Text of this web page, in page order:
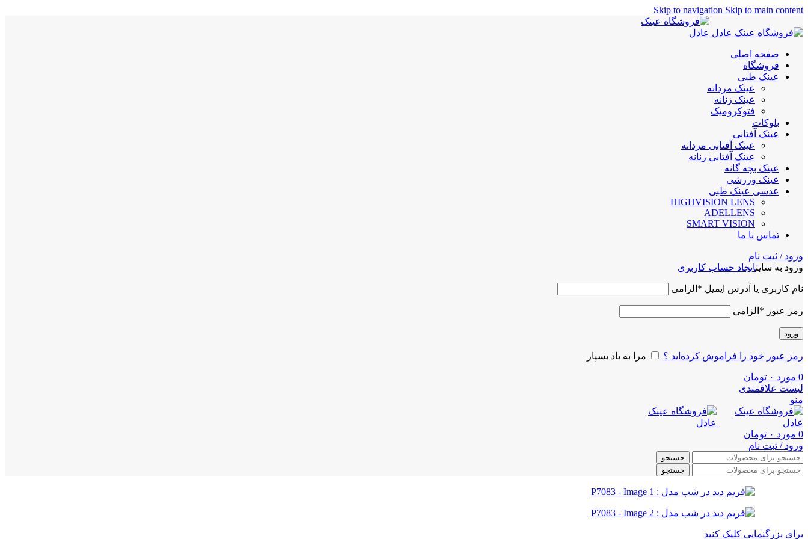
Skip to navigation Skip to main content
صفحه اصلی
فروشگاه
عینک طبی
عینک مردانه
عینک زنانه
فتوکرومیک
بلوکات
عینک آفتابی
عینک آفتابی مردانه
عینک آفتابی زنانه
عینک بچه گانه
عینک ورزشی
عدسی عینک طبی
HIGHVISION LENS
ADELLENS
SMART VISION
تماس با ما
ورود / ثبت نام
ورود به سایتایجاد حساب کاربری
نام کاربری یا آدرس ایمیل * الزامی
رمز عبور * الزامی
ورود
رمز عبور خود را فراموش کرده‌اید ؟ مرا به یاد بسپار
0 مورد ۰ تومان
لیست علاقمندی
منو
0 مورد ۰ تومان
ورود / ثبت نام
جستجو
جستجو
برای بزرگنمایی کلیک کنید